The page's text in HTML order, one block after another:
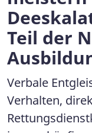
Teil der
Verbale
Verhalten,